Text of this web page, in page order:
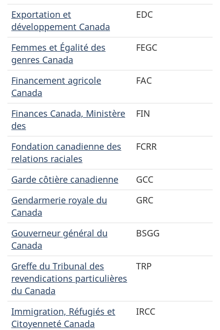
Exportation et
développement Canada
EDC
Femmes et Égalité des
genres Canada
FEGC
Financement agricole
Canada
FAC
Finances Canada, Ministère
des
FIN
Fondation canadienne des
relations raciales
FCRR
Garde côtière canadienne
GCC
Gendarmerie royale du
Canada
GRC
Gouverneur général du
Canada
BSGG
Greffe du Tribunal des
revendications particulières
du Canada
TRP
Immigration, Réfugiés et
Citoyenneté Canada
IRCC